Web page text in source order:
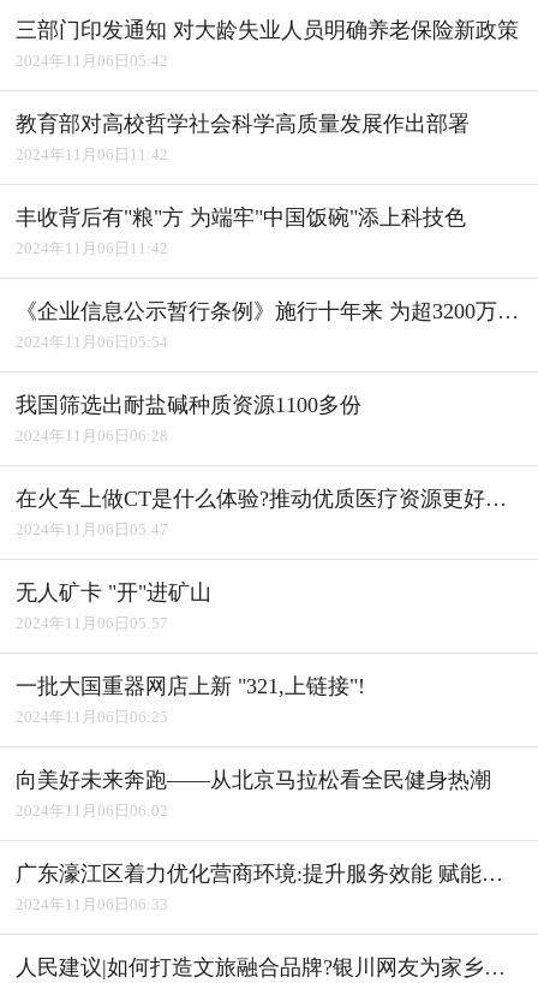
三部门印发通知 对大龄失业人员明确养老保险新政策
2024年11月06日05:42
教育部对高校哲学社会科学高质量发展作出部署
2024年11月06日11:42
丰收背后有"粮"方 为端牢"中国饭碗"添上科技色
2024年11月06日11:42
《企业信息公示暂行条例》施行十年来 为超3200万户经营主体修复信用
2024年11月06日05:54
我国筛选出耐盐碱种质资源1100多份
2024年11月06日06:28
在火车上做CT是什么体验?推动优质医疗资源更好惠及基层
2024年11月06日05:47
无人矿卡 "开"进矿山
2024年11月06日05:57
一批大国重器网店上新 "321,上链接"!
2024年11月06日06:25
向美好未来奔跑――从北京马拉松看全民健身热潮
2024年11月06日06:02
广东濠江区着力优化营商环境:提升服务效能 赋能产业发展
2024年11月06日06:33
人民建议|如何打造文旅融合品牌?银川网友为家乡建言获积极回应